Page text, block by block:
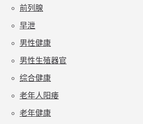
前列腺
早泄
男性健康
男性生殖器官
综合健康
老年人阳痿
老年健康